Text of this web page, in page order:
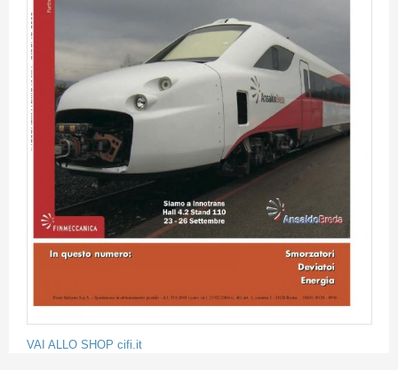
VAI ALLO SHOP cifi.it